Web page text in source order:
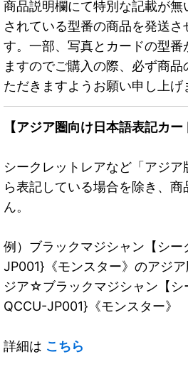
商品説明欄にて特別な記載が
されている型番の商品を発送さ
す。一部、写真とカードの型
ますのでご購入の際、必ず商
ただきますようお願い申し上げ
【アジア圏向け日本語表記カー
シークレットレアなど「アジ
ら表記している場合を除き、
ん。
例）ブラックマジシャン【シ
JP001}《モンスター》のアジ
ジア☆ブラックマジシャン【シ
QCCU-JP001}《モンスター》
詳細は こちら